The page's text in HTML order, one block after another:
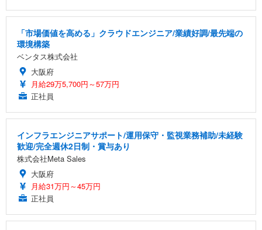
「市場価値を高める」クラウドエンジニア/業績好調/最先端の
環境構築
ベンタス株式会社
大阪府
月給29万5,700円～57万円
正社員
インフラエンジニアサポート/運用保守・監視業務補助/未経験
歓迎/完全週休2日制・賞与あり
株式会社Meta Sales
大阪府
月給31万円～45万円
正社員